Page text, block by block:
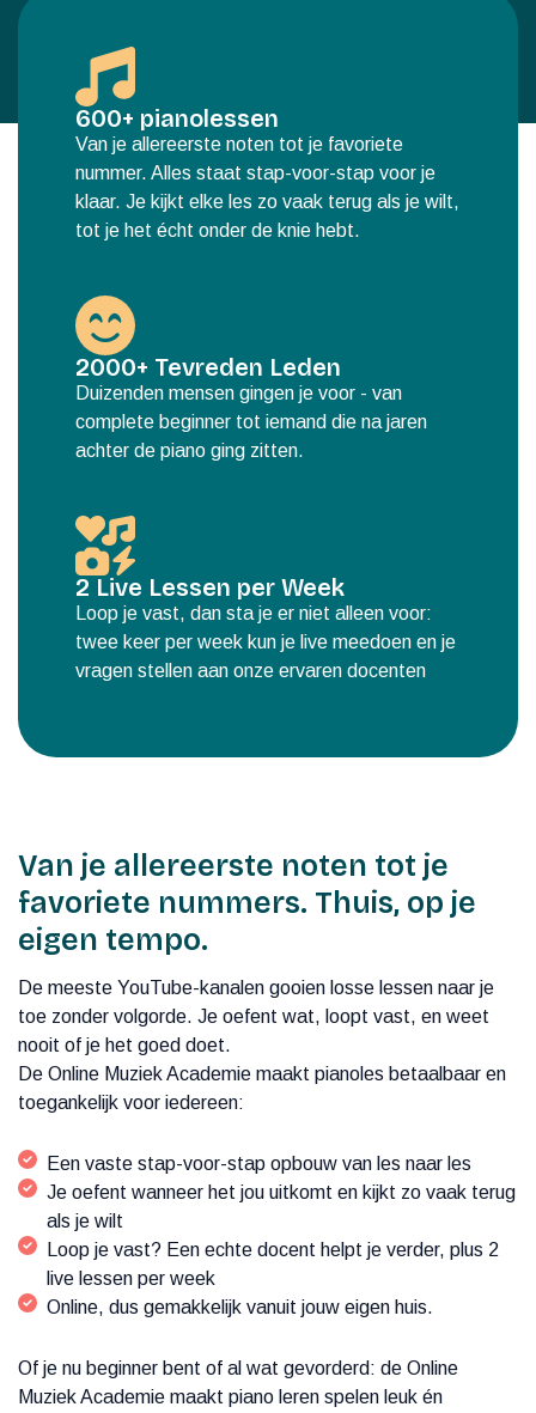
600+ pianolessen
Van je allereerste noten tot je favoriete
nummer. Alles staat stap-voor-stap voor je
klaar. Je kijkt elke les zo vaak terug als je wilt,
tot je het écht onder de knie hebt.
2000+ Tevreden Leden
Duizenden mensen gingen je voor - van
complete beginner tot iemand die na jaren
achter de piano ging zitten.
2 Live Lessen per Week
Loop je vast, dan sta je er niet alleen voor:
twee keer per week kun je live meedoen en je
vragen stellen aan onze ervaren docenten
Van je allereerste noten tot je
favoriete nummers. Thuis, op je
eigen tempo.
De meeste YouTube-kanalen gooien losse lessen naar je
toe zonder volgorde. Je oefent wat, loopt vast, en weet
nooit of je het goed doet.
De Online Muziek Academie maakt pianoles betaalbaar en
toegankelijk voor iedereen:
Een vaste stap-voor-stap opbouw van les naar les
Je oefent wanneer het jou uitkomt en kijkt zo vaak terug
als je wilt
Loop je vast? Een echte docent helpt je verder, plus 2
live lessen per week
Online, dus gemakkelijk vanuit jouw eigen huis.
Of je nu beginner bent of al wat gevorderd: de Online
Muziek Academie maakt piano leren spelen leuk én